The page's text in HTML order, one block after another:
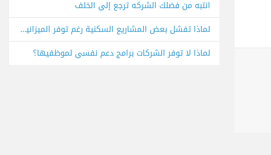
انتبه من فضلك الشركه ترجع إلي الخلف
لماذا تفشل بعض المشاريع السكنية رغم توفر الميزانية والتصميم الجيد؟
لماذا لا توفر الشركات برامج دعم نفسي لموظفيها؟